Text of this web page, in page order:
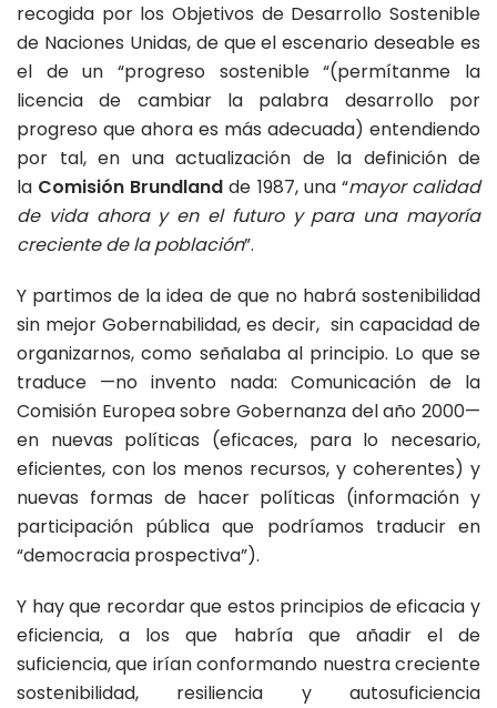
recogida por los Objetivos de Desarrollo Sostenible
de Naciones Unidas, de que el escenario deseable es
el de un “progreso sostenible “(permítanme la
licencia de cambiar la palabra desarrollo por
progreso que ahora es más adecuada) entendiendo
por tal, en una actualización de la definición de
la Comisión Brundland de 1987, una “mayor calidad
de vida ahora y en el futuro y para una mayoría
creciente de la población”.
Y partimos de la idea de que no habrá sostenibilidad
sin mejor Gobernabilidad, es decir, sin capacidad de
organizarnos, como señalaba al principio. Lo que se
traduce —no invento nada: Comunicación de la
Comisión Europea sobre Gobernanza del año 2000—
en nuevas políticas (eficaces, para lo necesario,
eficientes, con los menos recursos, y coherentes) y
nuevas formas de hacer políticas (información y
participación pública que podríamos traducir en
“democracia prospectiva”).
Y hay que recordar que estos principios de eficacia y
eficiencia, a los que habría que añadir el de
suficiencia, que irían conformando nuestra creciente
sostenibilidad, resiliencia y autosuficiencia